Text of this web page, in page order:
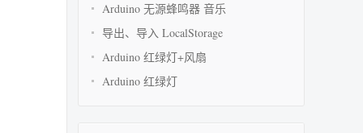
Arduino 无源蜂鸣器 音乐
导出、导入 LocalStorage
Arduino 红绿灯+风扇
Arduino 红绿灯